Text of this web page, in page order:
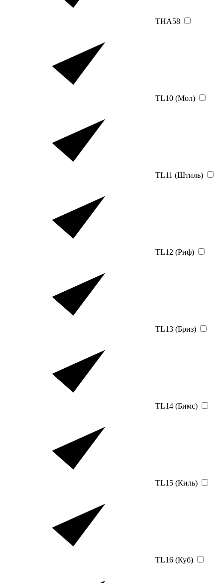
THA58
TL10 (Мол)
TL11 (Штиль)
TL12 (Риф)
TL13 (Бриз)
TL14 (Бимс)
TL15 (Киль)
TL16 (Куб)